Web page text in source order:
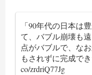
「90年代の日本は
て、バブル崩壊も
点がバブルで、な
もされずに完成で
co/zrdriQ77Jg